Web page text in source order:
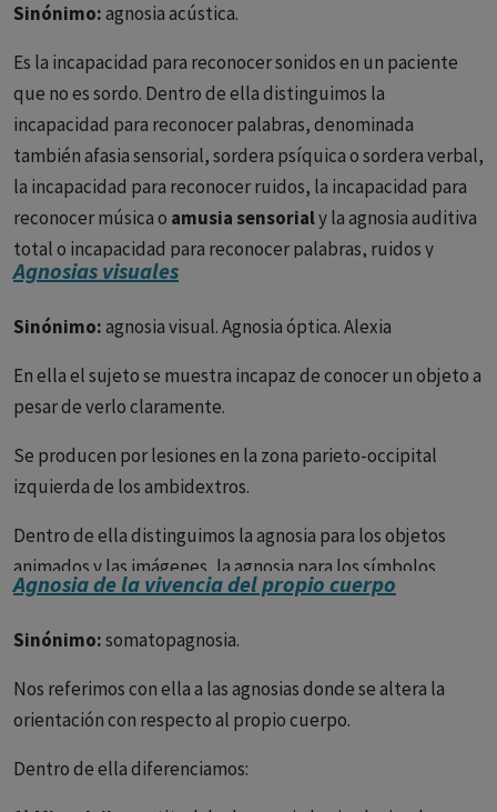
Sinónimo:agnosia acústica.
Es la incapacidad para reconocer sonidos en un paciente
que no es sordo. Dentro de ella distinguimos la
incapacidad para reconocer palabras, denominada
también afasia sensorial, sordera psíquica o sordera verbal,
la incapacidad para reconocer ruidos, la incapacidad para
reconocer música o amusia sensorialy la agnosia auditiva
total o incapacidad para reconocer palabras, ruidos y
música.
Agnosias visuales
Sinónimo:agnosia visual. Agnosia óptica. Alexia
En ella el sujeto se muestra incapaz de conocer un objeto a
pesar de verlo claramente.
Se producen por lesiones en la zona parieto-occipital
izquierda de los ambidextros.
Dentro de ella distinguimos la agnosia para los objetos
animados y las imágenes, la agnosia para los símbolos
gráficos, alexia óptica o dislexia que puede acompañarse
de agrafia y la agnosia para los colores. Una forma especial
fisonomías.
rostros familiares. Hecaen y Angelerges la consideran, no
Agnosia de la vivencia del propio cuerpo
Sinónimo:somatopagnosia.
Nos referimos con ella a las agnosias donde se altera la
orientación con respecto al propio cuerpo.
Dentro de ella diferenciamos: